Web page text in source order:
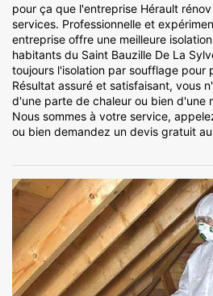
pour ça que l'entreprise Hérault
services. Professionnelle et
entreprise offre une meilleure
habitants du Saint Bauzille De La
toujours l'isolation par soufflage pour
Résultat assuré et satisfaisant, vous
d'une parte de chaleur ou bien d'une
Nous sommes à votre service,
ou bien demandez un devis gratuit